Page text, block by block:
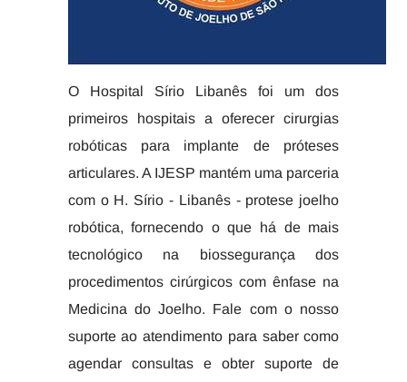
O Hospital Sírio Libanês foi um dos
primeiros hospitais a oferecer cirurgias
robóticas para implante de próteses
articulares. A IJESP mantém uma parceria
com o H. Sírio - Libanês - protese joelho
robótica, fornecendo o que há de mais
tecnológico na biossegurança dos
procedimentos cirúrgicos com ênfase na
Medicina do Joelho. Fale com o nosso
suporte ao atendimento para saber como
agendar consultas e obter suporte de